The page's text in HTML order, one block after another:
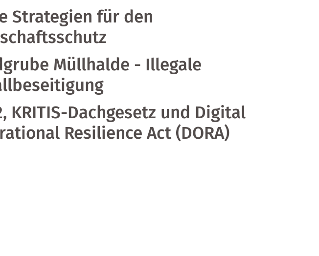
Strategien für den
Müllhalde - Illegale
KRITIS-Dachgesetz und Digital
Resilience Act (DORA)